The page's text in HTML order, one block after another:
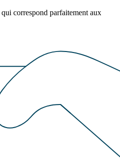
correspond parfaitement aux